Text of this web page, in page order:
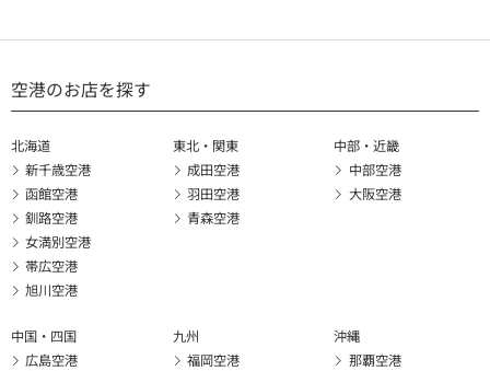
空港のお店を探す
北海道
新千歳空港
函館空港
釧路空港
女満別空港
帯広空港
旭川空港
東北・関東
成田空港
羽田空港
青森空港
中部・近畿
中部空港
大阪空港
中国・四国
広島空港
九州
福岡空港
沖縄
那覇空港